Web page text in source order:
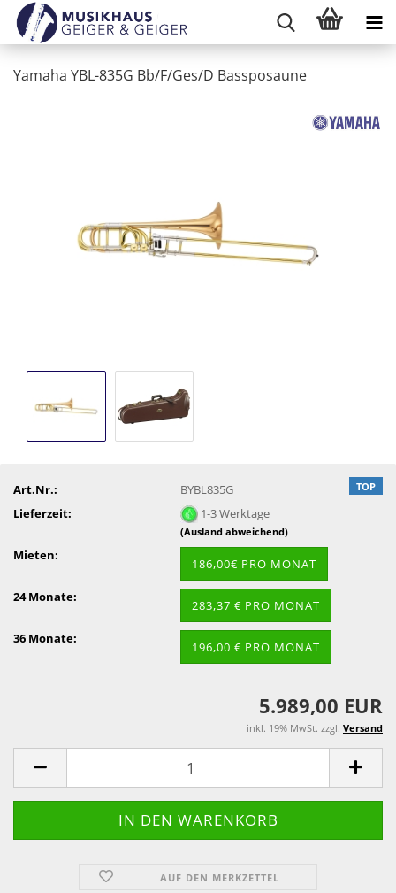
Yamaha YBL-835G Bb/F/Ges/D Bassposaune
TOP
Art.Nr.:
BYBL835G
Lieferzeit:
1-3 Werktage
(Ausland abweichend)
Mieten:
186,00€ PRO MONAT
24 Monate:
283,37 € PRO MONAT
36 Monate:
196,00 € PRO MONAT
5.989,00 EUR
inkl. 19% MwSt. zzgl. Versand
AUF DEN MERKZETTEL